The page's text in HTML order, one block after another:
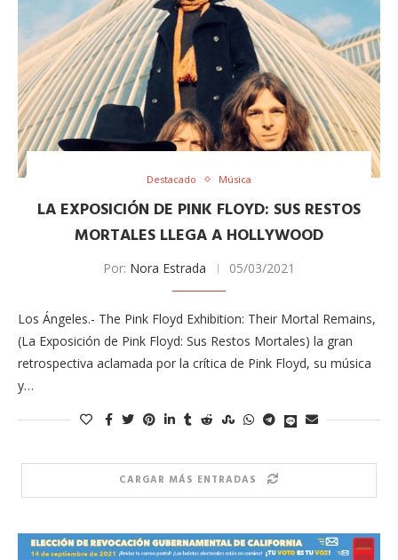
Destacado Música
LA EXPOSICIÓN DE PINK FLOYD: SUS RESTOS
MORTALES LLEGA A HOLLYWOOD
Por: Nora Estrada 05/03/2021
Los Ángeles.- The Pink Floyd Exhibition: Their Mortal Remains,
(La Exposición de Pink Floyd: Sus Restos Mortales) la gran
retrospectiva aclamada por la crítica de Pink Floyd, su música
y…
CARGAR MÁS ENTRADAS